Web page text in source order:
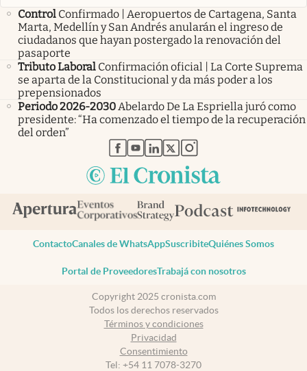
Control Confirmado | Aeropuertos de Cartagena, Santa
Marta, Medellín y San Andrés anularán el ingreso de
ciudadanos que hayan postergado la renovación del
pasaporte
Tributo Laboral Confirmación oficial | La Corte Suprema
se aparta de la Constitucional y da más poder a los
prepensionados
Periodo 2026-2030Abelardo De La Espriella juró como
presidente: “Ha comenzado el tiempo de la recuperación
del orden”
abre en nueva pestaña
abre en nueva pestaña
abre en nueva pestaña
abre en nueva pestaña
abre en nueva pestaña
ContactoCanales de WhatsAppSuscribiteQuiénes Somos
Portal de ProveedoresTrabajá con nosotros
Copyright 2025 cronista.com
Todos los derechos reservados
Términos y condiciones
Privacidad
Consentimiento
Tel: +54 11 7078-3270